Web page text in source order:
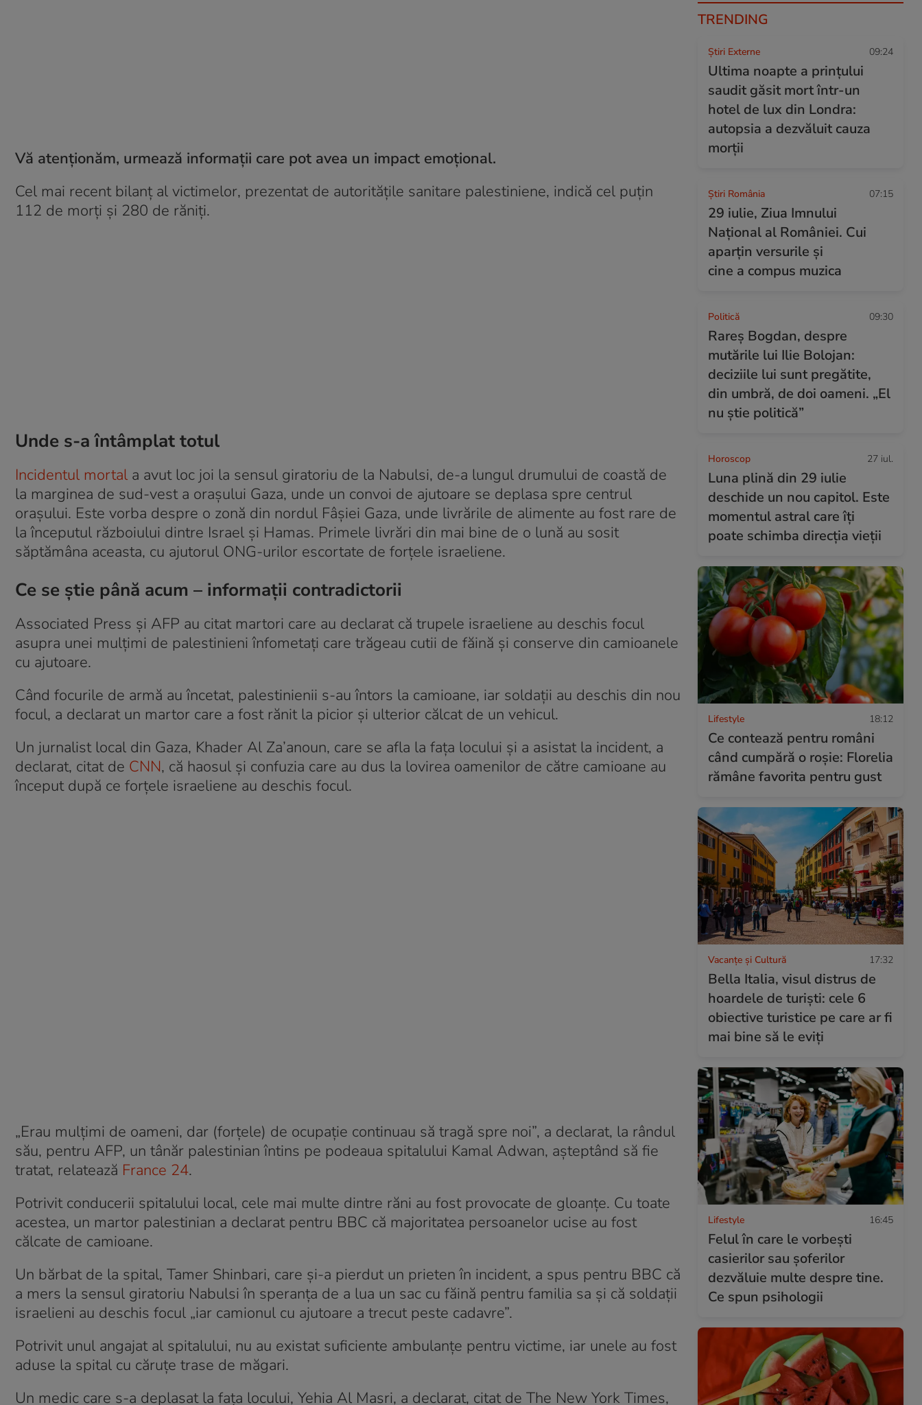
Vă atenționăm, urmează informații care pot avea un impact emoțional.
Cel mai recent bilanț al victimelor, prezentat de autoritățile sanitare palestiniene, indică cel puțin
112 de morți și 280 de răniți.
Unde s-a întâmplat totul
Incidentul mortal a avut loc joi la sensul giratoriu de la Nabulsi, de-a lungul drumului de coastă de
la marginea de sud-vest a orașului Gaza, unde un convoi de ajutoare se deplasa spre centrul
orașului. Este vorba despre o zonă din nordul Fâșiei Gaza, unde livrările de alimente au fost rare de
la începutul războiului dintre Israel și Hamas. Primele livrări din mai bine de o lună au sosit
săptămâna aceasta, cu ajutorul ONG-urilor escortate de forțele israeliene.
Ce se știe până acum – informații contradictorii
Associated Press și AFP au citat martori care au declarat că trupele israeliene au deschis focul
asupra unei mulțimi de palestinieni înfometați care trăgeau cutii de făină și conserve din camioanele
cu ajutoare.
Când focurile de armă au încetat, palestinienii s-au întors la camioane, iar soldații au deschis din nou
focul, a declarat un martor care a fost rănit la picior și ulterior călcat de un vehicul.
Un jurnalist local din Gaza, Khader Al Za’anoun, care se afla la fața locului și a asistat la incident, a
declarat, citat de CNN, că haosul și confuzia care au dus la lovirea oamenilor de către camioane au
început după ce forțele israeliene au deschis focul.
„Erau mulțimi de oameni, dar (forțele) de ocupație continuau să tragă spre noi”, a declarat, la rândul
său, pentru AFP, un tânăr palestinian întins pe podeaua spitalului Kamal Adwan, așteptând să fie
tratat, relatează France 24.
Potrivit conducerii spitalului local, cele mai multe dintre răni au fost provocate de gloanțe. Cu toate
acestea, un martor palestinian a declarat pentru BBC că majoritatea persoanelor ucise au fost
călcate de camioane.
Un bărbat de la spital, Tamer Shinbari, care și-a pierdut un prieten în incident, a spus pentru BBC că
a mers la sensul giratoriu Nabulsi în speranța de a lua un sac cu făină pentru familia sa și că soldații
israelieni au deschis focul „iar camionul cu ajutoare a trecut peste cadavre”.
Potrivit unul angajat al spitalului, nu au existat suficiente ambulanțe pentru victime, iar unele au fost
aduse la spital cu căruțe trase de măgari.
Un medic care s-a deplasat la fața locului, Yehia Al Masri, a declarat, citat de The New York Times,
TRENDING
Știri Externe 09:24
Ultima noapte a prințului
saudit găsit mort într-un
hotel de lux din Londra:
autopsia a dezvăluit cauza
morții
Știri România 07:15
29 iulie, Ziua Imnului
Național al României. Cui
aparțin versurile și
cine a compus muzica
Politică 09:30
Rareș Bogdan, despre
mutările lui Ilie Bolojan:
deciziile lui sunt pregătite,
din umbră, de doi oameni. „El
nu știe politică”
Horoscop 27 iul.
Luna plină din 29 iulie
deschide un nou capitol. Este
momentul astral care îți
poate schimba direcția vieții
Lifestyle 18:12
Ce contează pentru români
când cumpără o roșie: Florelia
rămâne favorita pentru gust
Vacanțe și Cultură 17:32
Bella Italia, visul distrus de
hoardele de turiști: cele 6
obiective turistice pe care ar fi
mai bine să le eviți
Lifestyle 16:45
Felul în care le vorbești
casierilor sau șoferilor
dezvăluie multe despre tine.
Ce spun psihologii